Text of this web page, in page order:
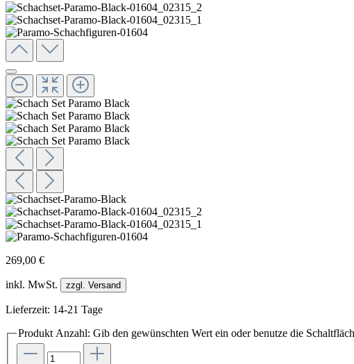
269,00 €
inkl. MwSt. zzgl. Versand
Lieferzeit: 14-21 Tage
Produkt Anzahl: Gib den gewünschten Wert ein oder benutze die